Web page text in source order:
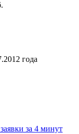
года
за 4 минут